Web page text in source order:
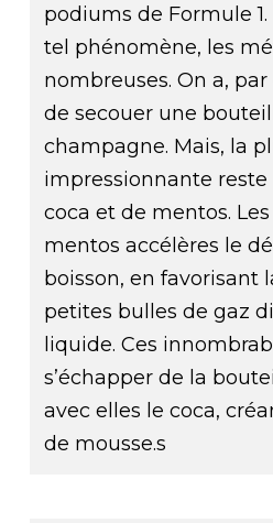
podiums de Formule
tel phénomène, les
nombreuses. On a,
de secouer une
champagne. Mais, la
impressionnante reste
coca et de mentos.
mentos accélères le
boisson, en favorisant
petites bulles de gaz
liquide. Ces
s’échapper de la
avec elles le coca,
de mousse.s